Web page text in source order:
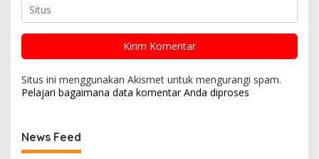
Situs ini menggunakan Akismet untuk mengurangi spam.
Pelajari bagaimana data komentar Anda diproses
News Feed